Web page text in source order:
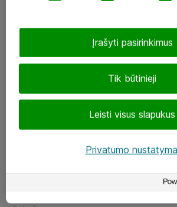
LinkedIn
Tik būtinieji
Leisti visus slapukus
Įrašyti pasirinkimus
Privatumo